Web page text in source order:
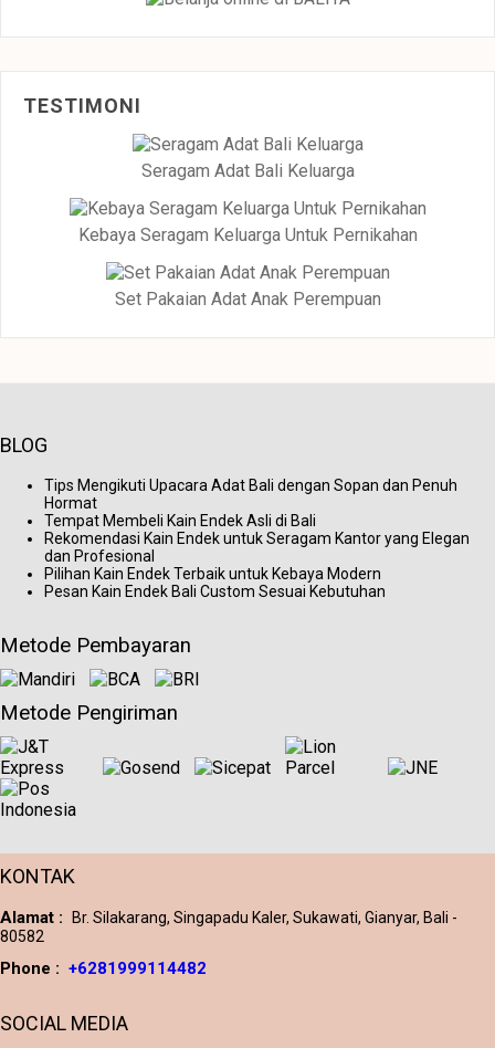
TESTIMONI
Seragam Adat Bali Keluarga
Kebaya Seragam Keluarga Untuk Pernikahan
Set Pakaian Adat Anak Perempuan
BLOG
Tips Mengikuti Upacara Adat Bali dengan Sopan dan Penuh
Hormat
Tempat Membeli Kain Endek Asli di Bali
Rekomendasi Kain Endek untuk Seragam Kantor yang Elegan
dan Profesional
Pilihan Kain Endek Terbaik untuk Kebaya Modern
Pesan Kain Endek Bali Custom Sesuai Kebutuhan
Metode Pembayaran
Metode Pengiriman
KONTAK
Alamat :
Br. Silakarang, Singapadu Kaler, Sukawati, Gianyar, Bali -
80582
Phone : +6281999114482
SOCIAL MEDIA